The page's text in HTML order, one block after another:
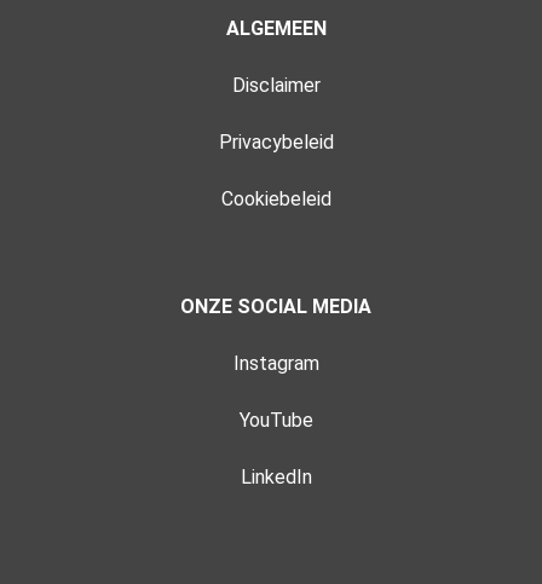
ALGEMEEN
Disclaimer
Privacybeleid
Cookiebeleid
ONZE SOCIAL MEDIA
Instagram
YouTube
LinkedIn